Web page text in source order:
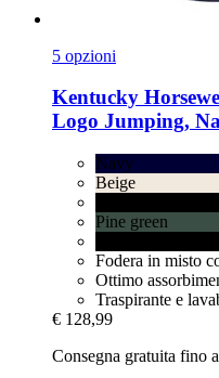
5 opzioni
Kentucky
Logo Jumping,
Navy
Beige
Pine green
Fodera in misto
Ottimo
Traspirante e
€ 128,99
Consegna gratuita fino